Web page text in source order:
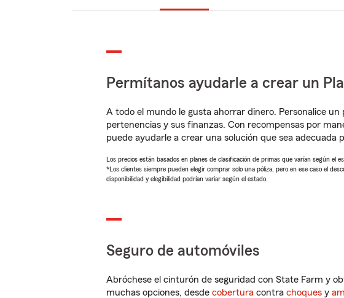
Permítanos ayudarle a crear un
A todo el mundo le gusta ahorrar dinero. Personalice
pertenencias y sus finanzas. Con recompensas por
puede ayudarle a crear una solución que sea adecuada
Los precios están basados en planes de clasificación de primas que varían según el
*Los clientes siempre pueden elegir comprar solo una póliza, pero en ese caso el
disponibilidad y elegibilidad podrían variar según el estado.
Seguro de automóviles
Abróchese el cinturón de seguridad con State Farm y
muchas opciones, desde cobertura contra choques y